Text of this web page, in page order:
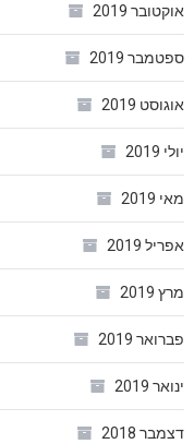
אוקטובר 2019
ספטמבר 2019
אוגוסט 2019
יולי 2019
מאי 2019
אפריל 2019
מרץ 2019
פברואר 2019
ינואר 2019
דצמבר 2018